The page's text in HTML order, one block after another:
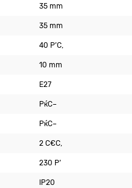
35 mm
35 mm
40 Р’С‚
10 mm
E27
РќС–
РќС–
2 С€С‚
230 Р’
IP20